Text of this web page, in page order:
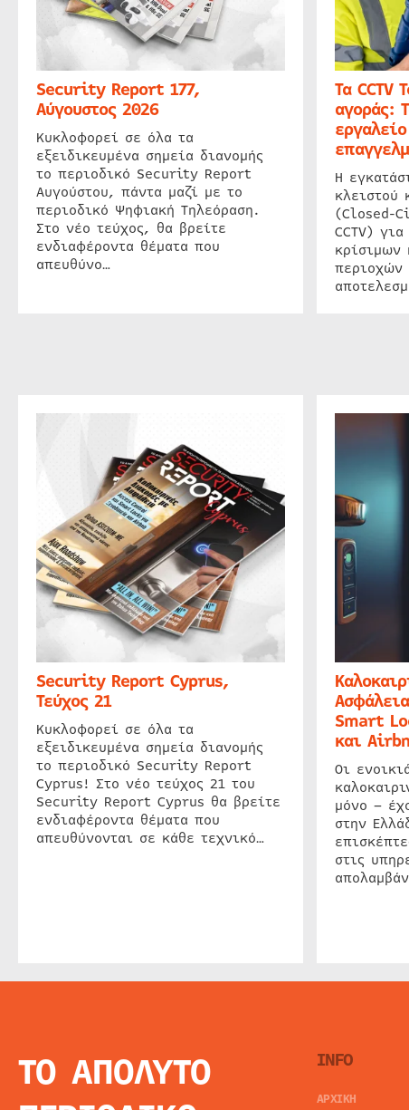
Security Report 177,
Αύγουστος 2026
Κυκλοφορεί σε όλα τα
εξειδικευμένα σημεία διανομής
το περιοδικό Security Report
Αυγούστου, πάντα μαζί με το
περιοδικό Ψηφιακή Τηλεόραση.
Στο νέο τεύχος, θα βρείτε
ενδιαφέροντα θέματα που
απευθύνο…
Τα CCTV
αγοράς:
Η
κλειστού
(Closed-
CCTV)
περιοχών
Security Report Cyprus,
Τεύχος 21
Κυκλοφορεί σε όλα τα
εξειδικευμένα σημεία διανομής
το περιοδικό Security Report
Cyprus! Στο νέο τεύχος 21 του
Security Report Cyprus θα βρείτε
ενδιαφέροντα θέματα που
απευθύνονται σε κάθε τεχνικό…
Smart
και
Οι
μόνο –
στην
στις
ΤΟ ΑΠΟΛΥΤΟ
INFO
ΑΡΧΙΚΗ